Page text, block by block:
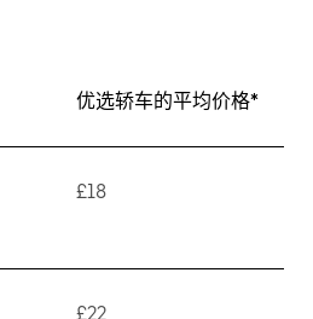
优选轿车的平均价格*
£18
£22